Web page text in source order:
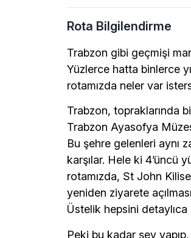
Rota Bilgilendirme
Trabzon gibi geçmişi
Yüzlerce hatta binlerce
rotamızda neler var
Trabzon, topraklarında
Trabzon Ayasofya
Bu şehre gelenleri aynı
karşılar. Hele ki 4’üncü
rotamızda, St John
yeniden ziyarete
Üstelik hepsini
Peki bu kadar şey